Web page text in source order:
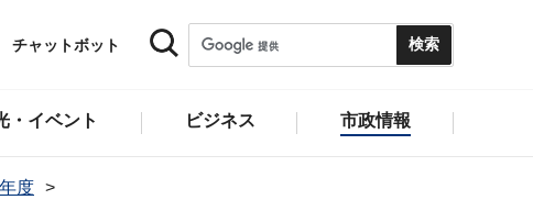
チャットボット
・イベント ビジネス 市政情報
度